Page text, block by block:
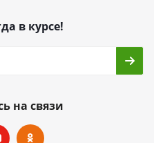
в курсе!
на связи